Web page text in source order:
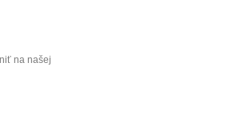
na našej